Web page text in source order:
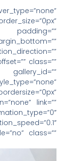
padding=””
class=””
gallery_id=””
link=””
class=””